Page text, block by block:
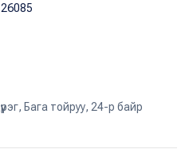
Бага тойруу, 24-р байр